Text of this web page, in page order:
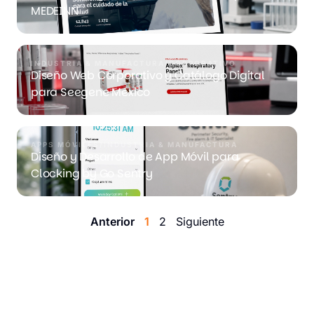
MEDEINN
INDUSTRIA & MANUFACTURA /CORPORATIVO
Diseño Web Corporativo y Catálogo Digital
para Seegene México
APPS MÓVILES INDUSTRIA & MANUFACTURA
Diseño y Desarrollo de App Móvil para
Clocking by Go Sentry
Anterior 1 2 Siguiente